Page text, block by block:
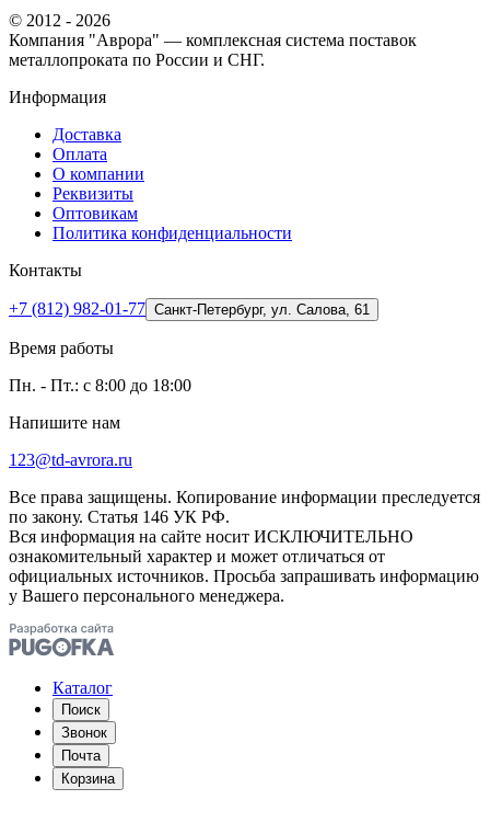
© 2012 - 2026
Компания "Аврора" — комплексная система поставок
металлопроката по России и СНГ.
Информация
Доставка
Оплата
О компании
Реквизиты
Оптовикам
Политика конфиденциальности
Контакты
+7 (812) 982-01-77 Санкт-Петербург, ул. Салова, 61
Время работы
Пн. - Пт.: с 8:00 до 18:00
Напишите нам
123@td-avrora.ru
Все права защищены. Копирование информации преследуется
по закону. Статья 146 УК РФ.
Вся информация на сайте носит ИСКЛЮЧИТЕЛЬНО
ознакомительный характер и может отличаться от
официальных источников. Просьба запрашивать информацию
у Вашего персонального менеджера.
Каталог
Поиск
Звонок
Почта
Корзина